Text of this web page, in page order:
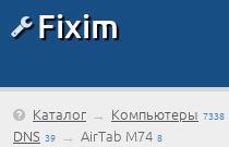
Fixim
Каталог → Компьютеры 7338
DNS 39 → AirTab M74 8